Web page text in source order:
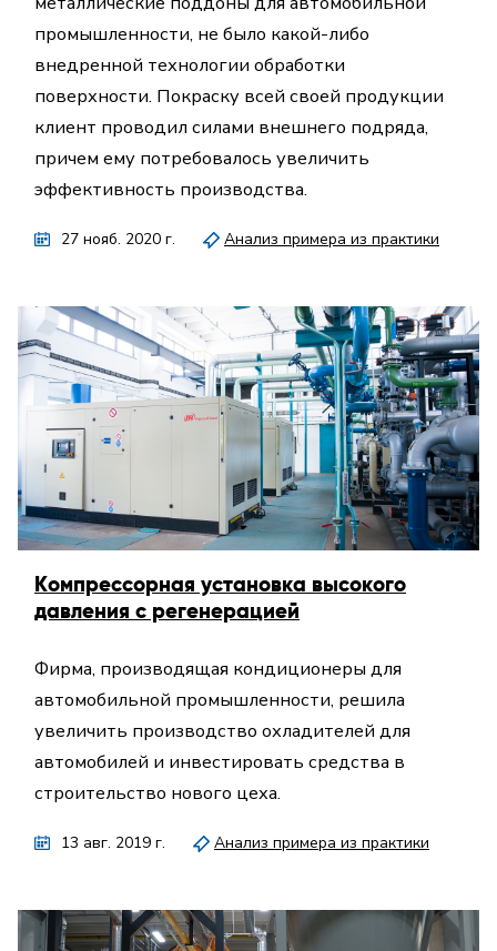
промышленности, не было какой-либо
внедренной технологии обработки
поверхности. Покраску всей своей продукции
клиент проводил силами внешнего подряда,
причем ему потребовалось увеличить
эффективность производства.
27 нояб. 2020 г. Анализ примера из практики
Компрессорная установка высокого
давления с регенерацией
Фирма, производящая кондиционеры для
автомобильной промышленности, решила
увеличить производство охладителей для
автомобилей и инвестировать средства в
строительство нового цеха.
13 авг. 2019 г. Анализ примера из практики